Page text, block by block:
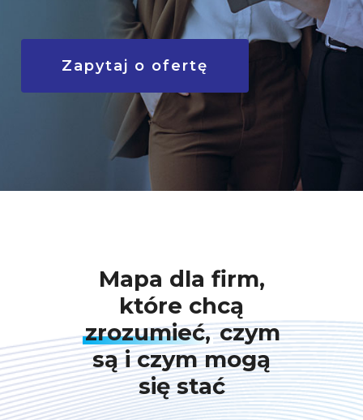
Zapytaj o ofertę
Mapa dla firm,
które chcą
zrozumieć,czym
są i czym mogą
się stać